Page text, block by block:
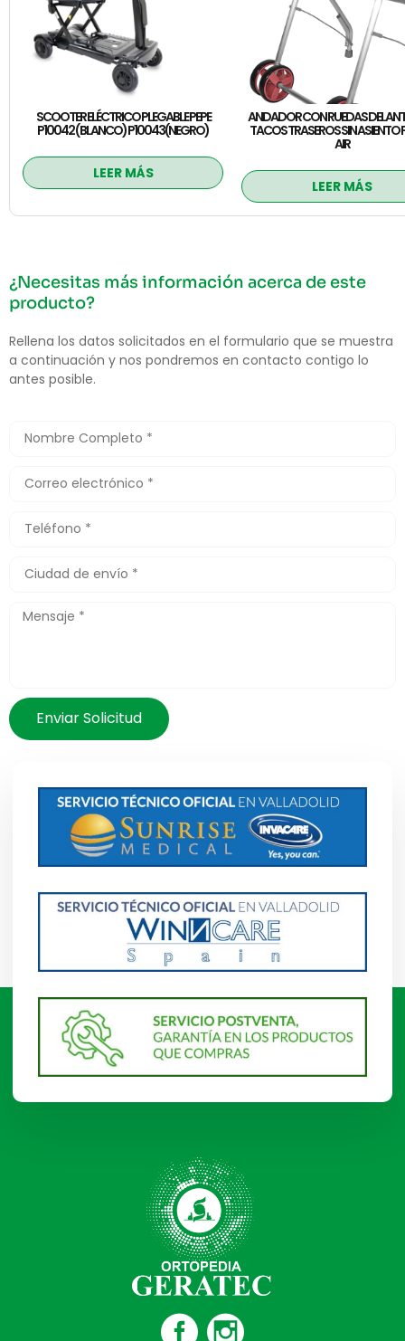
SCOOTER ELÉCTRICO PLEGABLE PEPE
P10042 ( BLANCO) P10043(NEGRO)
LEER MÁS
ANDADOR CON RUEDAS
TACOS TRASEROS SIN ASIENTO
AIR
LEER MÁS
¿Necesitas más información acerca de este
producto?
Rellena los datos solicitados en el formulario que se muestra
a continuación y nos pondremos en contacto contigo lo
antes posible.
Enviar Solicitud